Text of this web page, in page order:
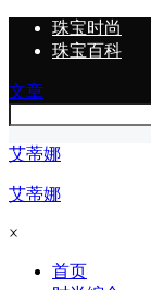
珠宝时尚
珠宝百科
文章
艾蒂娜
艾蒂娜
×
首页